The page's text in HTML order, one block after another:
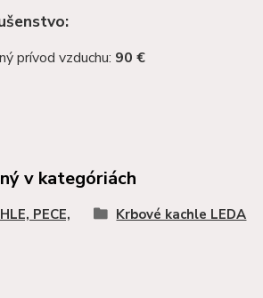
prívod vzduchu: 90 €
v kategóriách
PECE,
Krbové kachle LEDA